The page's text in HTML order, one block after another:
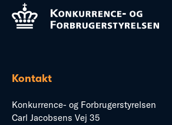
Kontakt
Konkurrence- og Forbrugerstyrelsen
Carl Jacobsens Vej 35